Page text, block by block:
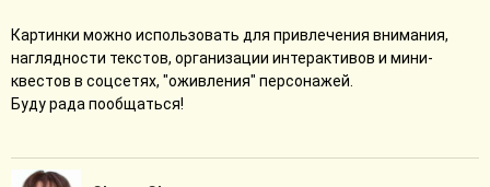
Картинки можно использовать для привлечения внимания,
наглядности текстов, организации интерактивов и мини-
квестов в соцсетях, "оживления" персонажей.
Буду рада пообщаться!